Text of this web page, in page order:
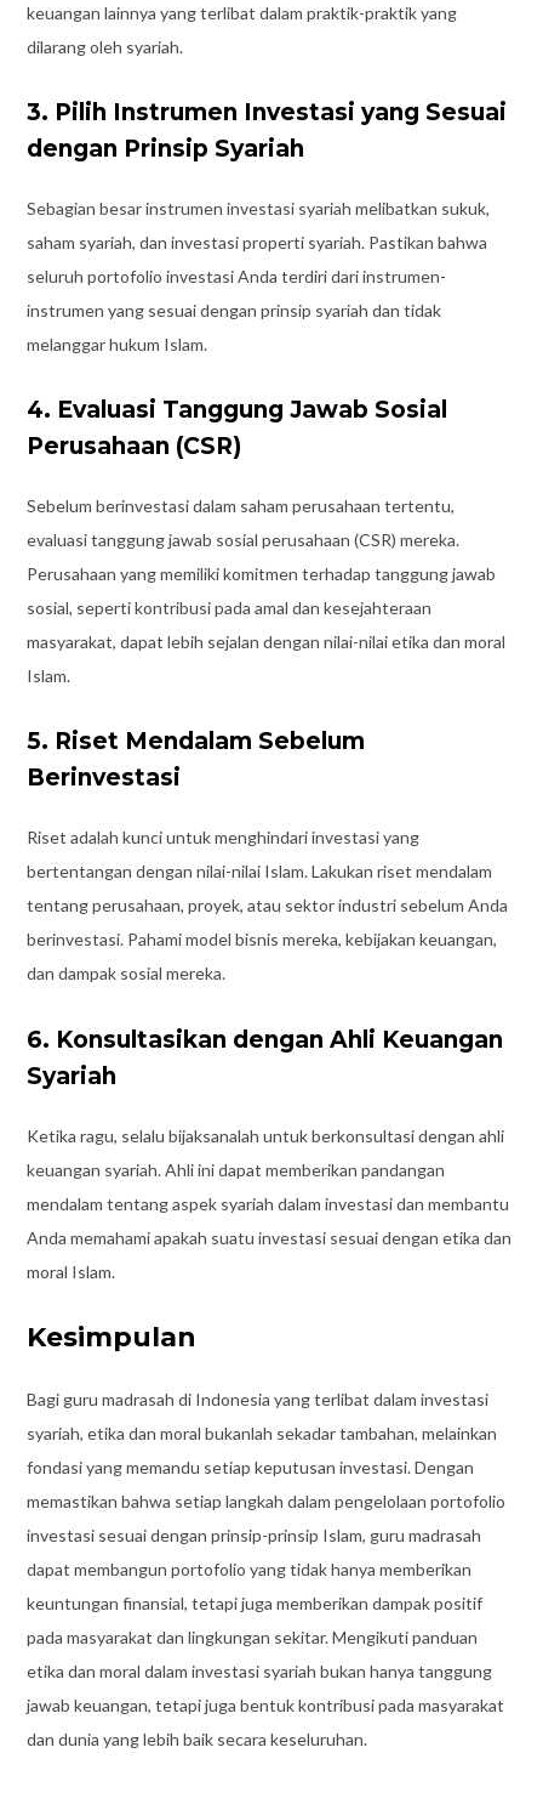
keuangan lainnya yang terlibat dalam praktik-praktik yang
dilarang oleh syariah.
3. Pilih Instrumen Investasi yang Sesuai
dengan Prinsip Syariah
Sebagian besar instrumen investasi syariah melibatkan sukuk,
saham syariah, dan investasi properti syariah. Pastikan bahwa
seluruh portofolio investasi Anda terdiri dari instrumen-
instrumen yang sesuai dengan prinsip syariah dan tidak
melanggar hukum Islam.
4. Evaluasi Tanggung Jawab Sosial
Perusahaan (CSR)
Sebelum berinvestasi dalam saham perusahaan tertentu,
evaluasi tanggung jawab sosial perusahaan (CSR) mereka.
Perusahaan yang memiliki komitmen terhadap tanggung jawab
sosial, seperti kontribusi pada amal dan kesejahteraan
masyarakat, dapat lebih sejalan dengan nilai-nilai etika dan moral
Islam.
5. Riset Mendalam Sebelum
Berinvestasi
Riset adalah kunci untuk menghindari investasi yang
bertentangan dengan nilai-nilai Islam. Lakukan riset mendalam
tentang perusahaan, proyek, atau sektor industri sebelum Anda
berinvestasi. Pahami model bisnis mereka, kebijakan keuangan,
dan dampak sosial mereka.
6. Konsultasikan dengan Ahli Keuangan
Syariah
Ketika ragu, selalu bijaksanalah untuk berkonsultasi dengan ahli
keuangan syariah. Ahli ini dapat memberikan pandangan
mendalam tentang aspek syariah dalam investasi dan membantu
Anda memahami apakah suatu investasi sesuai dengan etika dan
moral Islam.
Kesimpulan
Bagi guru madrasah di Indonesia yang terlibat dalam investasi
syariah, etika dan moral bukanlah sekadar tambahan, melainkan
fondasi yang memandu setiap keputusan investasi. Dengan
memastikan bahwa setiap langkah dalam pengelolaan portofolio
investasi sesuai dengan prinsip-prinsip Islam, guru madrasah
dapat membangun portofolio yang tidak hanya memberikan
keuntungan finansial, tetapi juga memberikan dampak positif
pada masyarakat dan lingkungan sekitar. Mengikuti panduan
etika dan moral dalam investasi syariah bukan hanya tanggung
jawab keuangan, tetapi juga bentuk kontribusi pada masyarakat
dan dunia yang lebih baik secara keseluruhan.